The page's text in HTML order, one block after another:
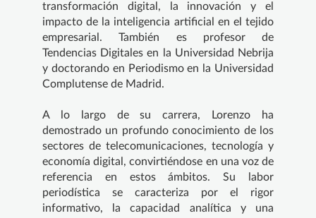
transformación digital, la innovación y el
impacto de la inteligencia artificial en el tejido
empresarial. También es profesor de
Tendencias Digitales en la Universidad Nebrija
y doctorando en Periodismo en la Universidad
Complutense de Madrid.
A lo largo de su carrera, Lorenzo ha
demostrado un profundo conocimiento de los
sectores de telecomunicaciones, tecnología y
economía digital, convirtiéndose en una voz de
referencia en estos ámbitos. Su labor
periodística se caracteriza por el rigor
informativo, la capacidad analítica y una